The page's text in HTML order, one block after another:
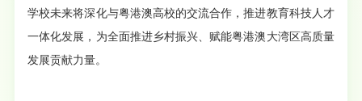
学校未来将深化与粤港澳高校的交流合作，推进教育科技人才
一体化发展，为全面推进乡村振兴、赋能粤港澳大湾区高质量
发展贡献力量。